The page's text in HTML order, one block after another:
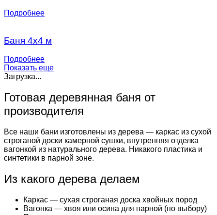
Подробнее
Баня 4х4 м
Подробнее
Показать еще
Загрузка...
Готовая деревянная баня от
производителя
Все наши бани изготовлены из дерева — каркас из сухой
строганой доски камерной сушки, внутренняя отделка
вагонкой из натурального дерева. Никакого пластика и
синтетики в парной зоне.
Из какого дерева делаем
Каркас — сухая строганая доска хвойных пород
Вагонка — хвоя или осина для парной (по выбору)